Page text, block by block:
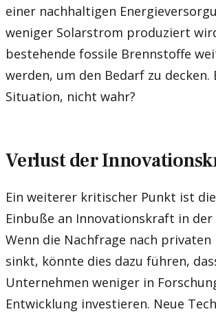
einer nachhaltigen
weniger Solarstrom produziert
bestehende fossile Brennstoffe
werden, um den Bedarf zu decken.
Situation, nicht wahr?
Verlust der
Ein weiterer kritischer Punkt ist
Einbuße an Innovationskraft in der
Wenn die Nachfrage nach privaten
sinkt, könnte dies dazu führen,
Unternehmen weniger in
Entwicklung investieren. Neue